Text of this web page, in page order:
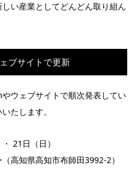
い産業としてどんどん取り組ん
ブサイトで更新
ウェブサイトで順次発表してい
たします。
21日（日）
高知県高知市布師田3992-2）